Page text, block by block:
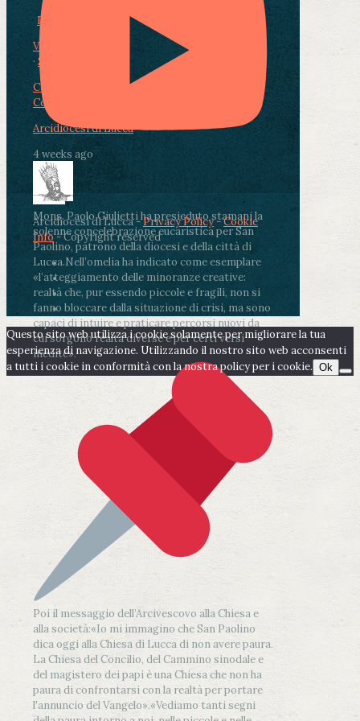
Photo
View on Facebook
· Share
Condividi su Facebook
Condividi su LinkedIn
Arcidiocesi di Lucca
4 weeks ago
Mons. Paolo Giulietti ha presieduto stamani la
solenne concelebrazione eucaristica per San
Paolino, patrono della diocesi e della città di
Lucca.Nell’omelia ha indicato come esemplare
«l’atteggiamento delle minoranze creative:
realtà che, pur essendo piccole e fragili, non si
fanno bloccare dalla situazione di crisi, ma sono
capaci di intuire e praticare percorsi nuovi da
cui sorgono realtà diverse e per certi versi
inedite».
Poi il messaggio dell’Arcivescovo alla Chiesa e
alla società:«Io mi immagino che San Paolino
dica oggi alla Chiesa di Lucca di non avere paura.
La Chiesa del Concilio, del Cammino sinodale e
del magistero dei papi è una Chiesa che non ha
paura di confrontarsi con la realtà per portare
l'annuncio del Vangelo».«Vediamo tanti segni
Arcidiocesi di Lucca -Privacy Policy-Cookie
Info- Copyright reserved
Questo sito web utilizza i cookie solamente per migliorare la tua
esperienza di navigazione. Utilizzando il nostro sito web acconsenti
a tutti i cookie in conformità con la nostra policy per i cookie. Ok